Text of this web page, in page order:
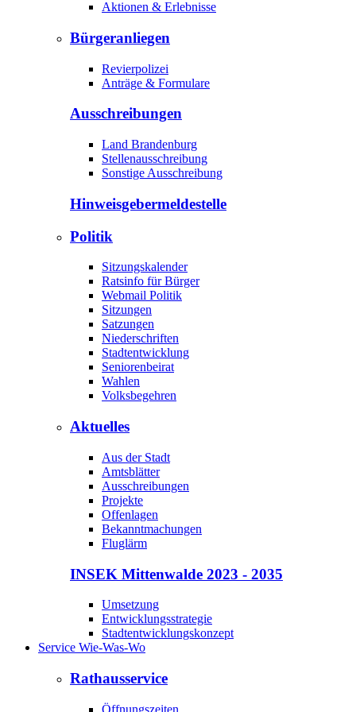
Aktionen & Erlebnisse
Bürgeranliegen
Revierpolizei
Anträge & Formulare
Ausschreibungen
Land Brandenburg
Stellenausschreibung
Sonstige Ausschreibung
Hinweisgeber­meldestelle
Politik
Sitzungskalender
Ratsinfo für Bürger
Webmail Politik
Sitzungen
Satzungen
Niederschriften
Stadtentwicklung
Seniorenbeirat
Wahlen
Volksbegehren
Aktuelles
Aus der Stadt
Amtsblätter
Ausschreibungen
Projekte
Offenlagen
Bekanntmachungen
Fluglärm
INSEK Mittenwalde 2023 - 2035
Umsetzung
Entwicklungsstrategie
Stadtentwicklungskonzept
Service Wie-Was-Wo
Rathausservice
Öffnungszeiten